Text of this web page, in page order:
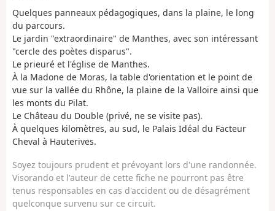
Quelques panneaux pédagogiques, dans la plaine, le long
du parcours.
Le jardin "extraordinaire" de Manthes, avec son intéressant
"cercle des poètes disparus".
Le prieuré et l'église de Manthes.
À la Madone de Moras, la table d'orientation et le point de
vue sur la vallée du Rhône, la plaine de la Valloire ainsi que
les monts du Pilat.
Le Château du Double (privé, ne se visite pas).
À quelques kilomètres, au sud, le Palais Idéal du Facteur
Cheval à Hauterives.
Soyez toujours prudent et prévoyant lors d'une randonnée.
Visorando et l'auteur de cette fiche ne pourront pas être
tenus responsables en cas d'accident ou de désagrément
quelconque survenu sur ce circuit.